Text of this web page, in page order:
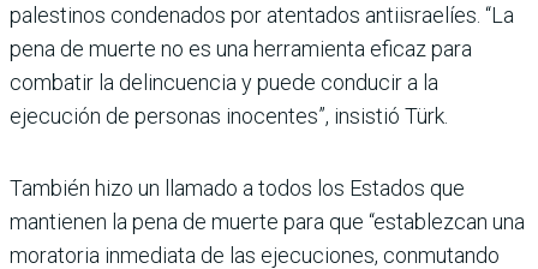
palestinos condenados por atentados antiisraelíes. “La
pena de muerte no es una herramienta eficaz para
combatir la delincuencia y puede conducir a la
ejecución de personas inocentes”, insistió Türk.
También hizo un llamado a todos los Estados que
mantienen la pena de muerte para que “establezcan una
moratoria inmediata de las ejecuciones, conmutando